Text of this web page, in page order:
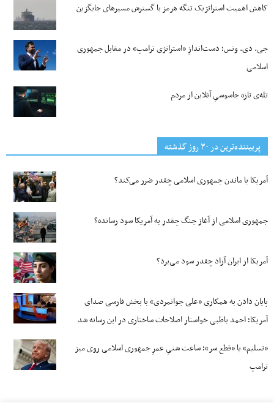
کاهش اهمیت استراتژیک تنگه‌ هرمز با گسترش مسیرهای جایگزین
جی‌. دی. ونس؛ دست‌اندازِ «استراتژی ترامپ» در مقابل جمهوری
اسلامی
تله‌ی تازه جاسوسیِ آنلاین از مردم
پربیننده‌ترین‌ در ۳۰ روز گذشته
آمریکا با ماندن جمهوری اسلامی چقدر ضرر می‌کند؟
جمهوری اسلامی از آغاز جنگ چقدر به آمریکا سود رسانده؟
آمریکا از ایران آزاد چقدر سود می‌برد؟
پایان دادن به همکاری «علی جوانمردی» با بخش فارسی صدای
آمریکا؛ احمد باطبی خواستار اصلاحات ساختاری در این رسانه شد
«تسلیم» یا «قطع سر»؛ ساعت شنیِ عمرِ جمهوری اسلامی روی میز
ترامپ